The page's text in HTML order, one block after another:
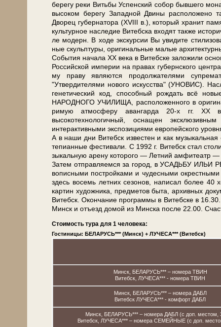
бе­ре­гу ре­ки Вить­бы Успен­ский со­бор быв­ше­го
вы­со­ком бе­ре­гу За­пад­ной Дви­ны рас­по­ло­же­но
Дворец гу­бер­на­то­ра (XVIII в.), ко­то­рый хра­нит
куль­тур­ное на­сле­дие Ви­теб­ска вхо­дят так­же
ле мо­дерн. В хо­де экс­кур­сии Вы уви­ди­те
ные скульп­ту­ры, ори­ги­наль­ные ма­лые
События на­ча­ла ХХ ве­ка в Ви­теб­ске заложили
Рос­сий­ской им­пе­рии на пра­вах губернского
му пра­ву яв­ля­ют­ся продолжателями
"Утвердителями нового ис­кус­ства" (УНОВИС).
генетический код, способный рождать всё
НАРОДНОГО УЧИЛИЩА, рас­по­ло­жен­но­го в
ри­мую ат­мо­сфе­ру аван­гар­да 20-х гг. ХХ
высокотехнологичный, осна­щен
интерактивными экспозициями европейского
А в на­ши дни Ви­тебск из­ве­стен и как
те­пи­ан­ные фе­сти­ва­ли. С 1992 г. Ви­тебск стал
зы­каль­ную аре­ну ко­то­ро­го — Летний ам­фи­те­атр
За­тем от­прав­ля­ем­ся за го­род, в УСАДЬБУ ИЛЬИ
во­пис­ны­ми по­строй­ка­ми и чу­дес­ны­ми
здесь во­семь летних се­зо­нов, на­пи­сал бо­лее 40
кар­тин ху­дож­ни­ка, пред­ме­тов бы­та, ар­хив­ных
Ви­тебск. Окон­ча­ние про­грам­мы в Ви­теб­ске в
Минск и отъезд до­мой из Мин­ска по­сле 22.00.
Стоимость тура для 1 человека:
Гостиницы: БЕЛАРУСЬ*** (Минск) + ЛУЧЕСА*** (Витебск)
Минск, БЕЛАРУСЬ*** – номера ТВИН
Витебск, ЛУЧЕСА*** - номера ТВИН
Минск, БЕЛАРУСЬ*** – номера ДАБЛ
Витебск ЛУЧЕСА*** - комфорт ДАБЛ
Минск, БЕЛАРУСЬ*** – номера ДАБЛ (с доп. местом,
Витебск, ЛУЧЕСА*** – номера СЕМЕЙНЫЕ (с доп.